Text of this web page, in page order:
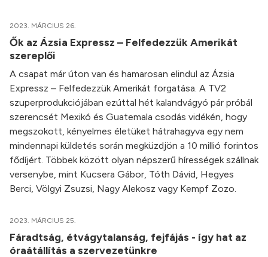
2023. MÁRCIUS 26.
Ők az Ázsia Expressz – Felfedezzük Amerikát
szereplői
A csapat már úton van és hamarosan elindul az Ázsia
Expressz – Felfedezzük Amerikát forgatása. A TV2
szuperprodukciójában ezúttal hét kalandvágyó pár próbál
szerencsét Mexikó és Guatemala csodás vidékén, hogy
megszokott, kényelmes életüket hátrahagyva egy nem
mindennapi küldetés során megküzdjön a 10 millió forintos
fődíjért. Többek között olyan népszerű hírességek szállnak
versenybe, mint Kucsera Gábor, Tóth Dávid, Hegyes
Berci, Völgyi Zsuzsi, Nagy Alekosz vagy Kempf Zozo.
2023. MÁRCIUS 25.
Fáradtság, étvágytalanság, fejfájás - így hat az
óraátállítás a szervezetünkre